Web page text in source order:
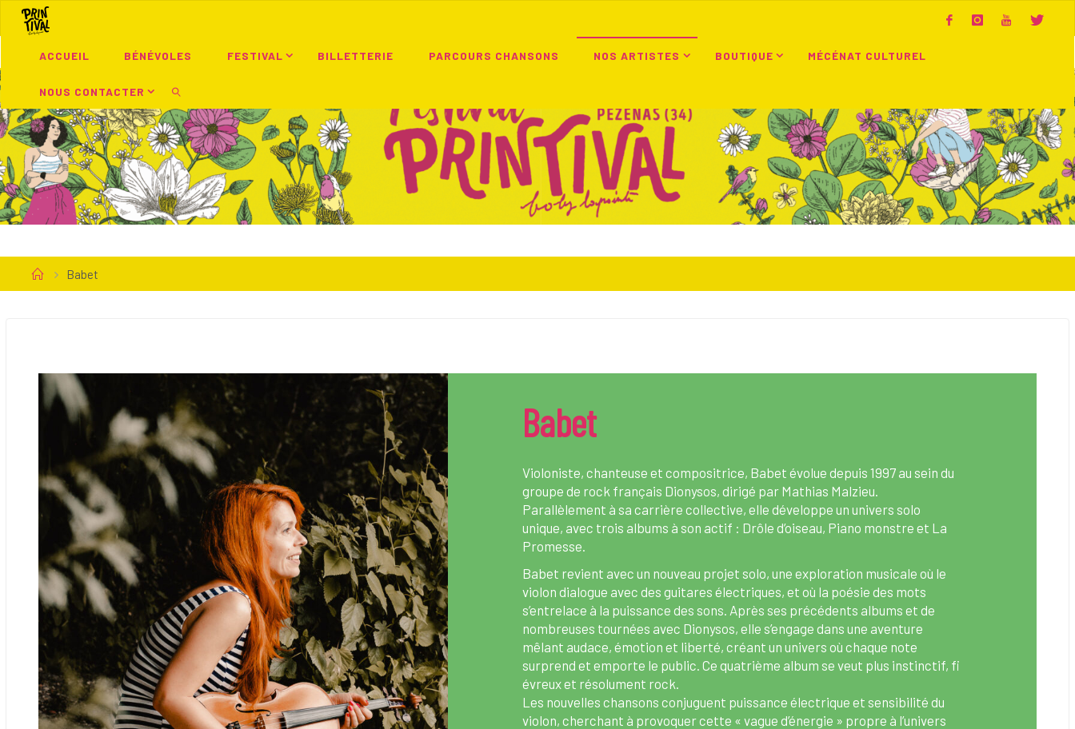
Skip
ACCUEIL BÉNÉVOLES FESTIVAL BILLETTERIE PARCOURS CHANSONS NOS ARTISTES BOUTIQUE MÉCÉNAT CULTUREL
NOUS CONTACTER
SEARCH
HomeBabet
Babet
Violoniste, chanteuse et compositrice, Babet évolue depuis 1997 au sein du
groupe de rock français Dionysos, dirigé par Mathias Malzieu.
Parallèlement à sa carrière collective, elle développe un univers solo
unique, avec trois albums à son actif : Drôle d’oiseau, Piano monstre et La
Promesse.
Babet revient avec un nouveau projet solo, une exploration musicale où le
violon dialogue avec des guitares électriques, et où la poésie des mots
s’entrelace à la puissance des sons. Après ses précédents albums et de
nombreuses tournées avec Dionysos, elle s’engage dans une aventure
mêlant audace, émotion et liberté, créant un univers où chaque note
surprend et emporte le public. Ce quatrième album se veut plus instinctif, fi
évreux et résolument rock.
Les nouvelles chansons conjuguent puissance électrique et sensibilité du
violon, cherchant à provoquer cette « vague d’énergie » propre à l’univers